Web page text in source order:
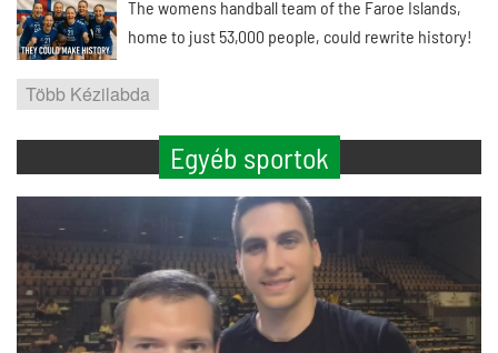
The womens handball team of the Faroe Islands,
home to just 53,000 people, could rewrite history!
Több Kézilabda
Egyéb sportok